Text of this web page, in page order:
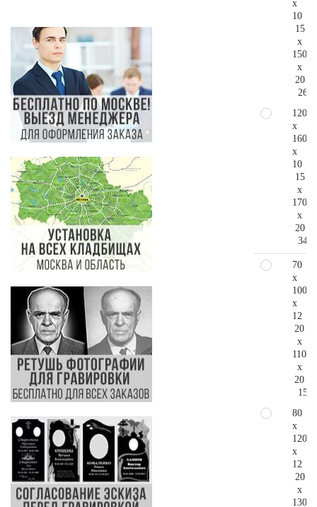
x
10
15
x
150
x
20
120
x
160
x
10
15
x
170
x
20
70
x
100
x
12
20
x
110
x
20
80
x
120
x
12
20
x
130